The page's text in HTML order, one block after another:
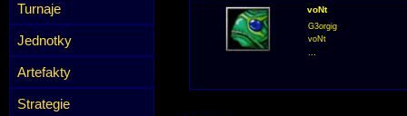
Turnaje
Jednotky
Artefakty
Strategie
voNt
G3orgig
voNt